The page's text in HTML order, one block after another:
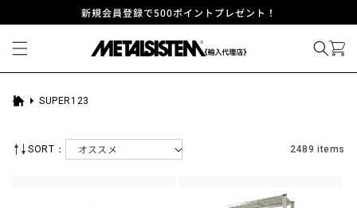
新規会員登録で500ポイントプレゼント！
ホ
SUPER123
SORT： 2489 items